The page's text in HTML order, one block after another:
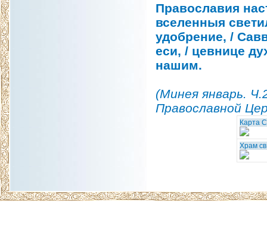
Православия
вселенныя
удобрение, /
еси, / цевнице
нашим.
(Минея январь.
Православной
Карта
Храм